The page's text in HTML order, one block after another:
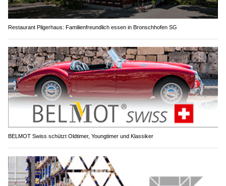
Restaurant Pilgerhaus: Familienfreundlich essen in Bronschhofen SG
BELMOT Swiss schützt Oldtimer, Youngtimer und Klassiker